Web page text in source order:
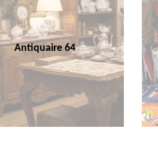
Antiquaire 64